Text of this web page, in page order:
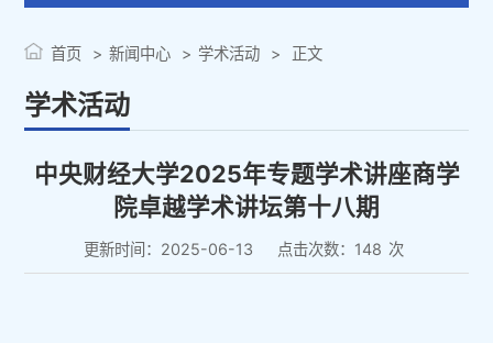
学术活动
首页 新闻中心 学术活动 正文
中央财经大学2025年专题学术讲座商学
院卓越学术讲坛第十八期
更新时间：2025-06-13 点击次数： 148 次